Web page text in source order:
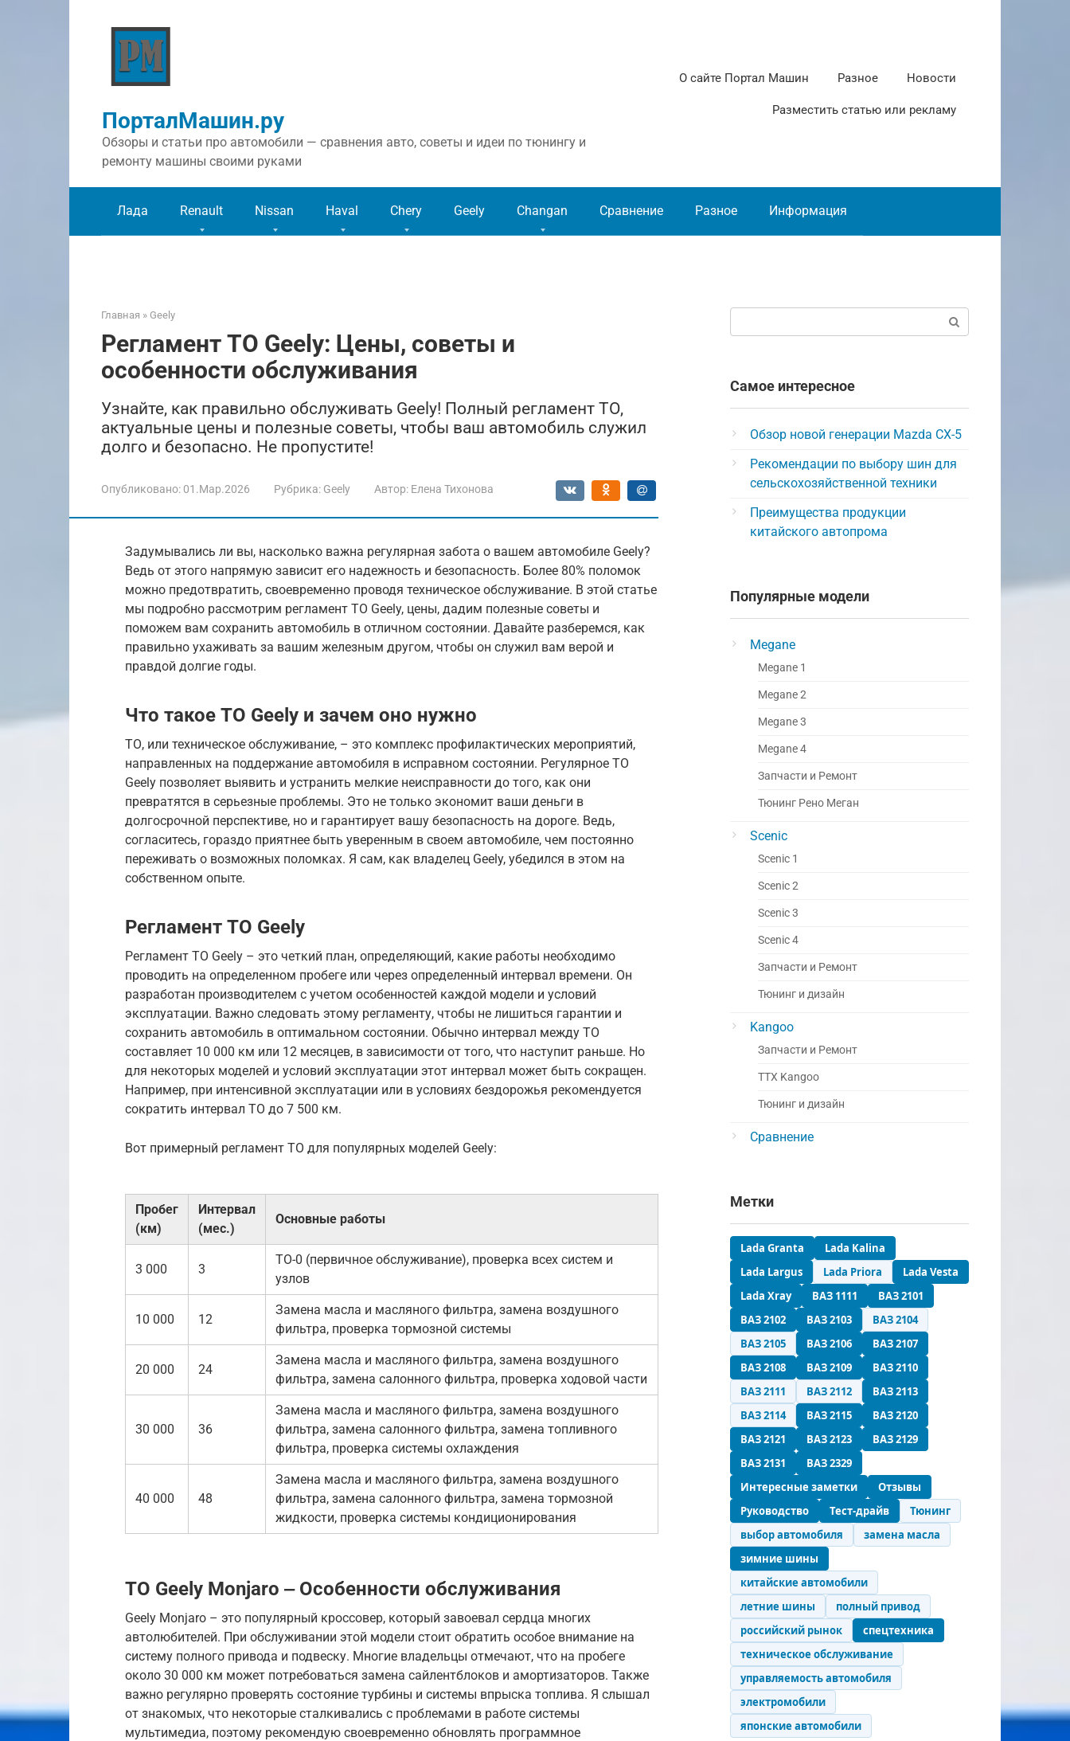
ПорталМашин.ру
Обзоры и статьи про автомобили — сравнения авто, советы и идеи по тюнингу и
ремонту машины своими руками
О сайте Портал Машин Разное Новости
Разместить статью или рекламу
Лада Renault Nissan Haval Chery Geely Changan Сравнение Разное Информация
Главная » Geely
Регламент ТО Geely: Цены, советы и
особенности обслуживания
Узнайте, как правильно обслуживать Geely! Полный регламент ТО,
актуальные цены и полезные советы, чтобы ваш автомобиль служил
долго и безопасно. Не пропустите!
Опубликовано: 01.Мар.2026 Рубрика: Geely Автор: Елена Тихонова
Задумывались ли вы, насколько важна регулярная забота о вашем автомобиле Geely?
Ведь от этого напрямую зависит его надежность и безопасность. Более 80% поломок
можно предотвратить, своевременно проводя техническое обслуживание. В этой статье
мы подробно рассмотрим регламент ТО Geely, цены, дадим полезные советы и
поможем вам сохранить автомобиль в отличном состоянии. Давайте разберемся, как
правильно ухаживать за вашим железным другом, чтобы он служил вам верой и
правдой долгие годы.
Что такое ТО Geely и зачем оно нужно
ТО, или техническое обслуживание, – это комплекс профилактических мероприятий,
направленных на поддержание автомобиля в исправном состоянии. Регулярное ТО
Geely позволяет выявить и устранить мелкие неисправности до того, как они
превратятся в серьезные проблемы. Это не только экономит ваши деньги в
долгосрочной перспективе, но и гарантирует вашу безопасность на дороге. Ведь,
согласитесь, гораздо приятнее быть уверенным в своем автомобиле, чем постоянно
переживать о возможных поломках. Я сам, как владелец Geely, убедился в этом на
собственном опыте.
Регламент ТО Geely
Регламент ТО Geely – это четкий план, определяющий, какие работы необходимо
проводить на определенном пробеге или через определенный интервал времени. Он
разработан производителем с учетом особенностей каждой модели и условий
эксплуатации. Важно следовать этому регламенту, чтобы не лишиться гарантии и
сохранить автомобиль в оптимальном состоянии. Обычно интервал между ТО
составляет 10 000 км или 12 месяцев, в зависимости от того, что наступит раньше. Но
для некоторых моделей и условий эксплуатации этот интервал может быть сокращен.
Например, при интенсивной эксплуатации или в условиях бездорожья рекомендуется
сократить интервал ТО до 7 500 км.
Вот примерный регламент ТО для популярных моделей Geely:
Пробег
(км)
Интервал
(мес.)
Основные работы
3 000 3
ТО-0 (первичное обслуживание), проверка всех систем и
узлов
10 000 12
Замена масла и масляного фильтра, замена воздушного
фильтра, проверка тормозной системы
20 000 24
Замена масла и масляного фильтра, замена воздушного
фильтра, замена салонного фильтра, проверка ходовой части
30 000 36
Замена масла и масляного фильтра, замена воздушного
фильтра, замена салонного фильтра, замена топливного
фильтра, проверка системы охлаждения
40 000 48
Замена масла и масляного фильтра, замена воздушного
фильтра, замена салонного фильтра, замена тормозной
жидкости, проверка системы кондиционирования
ТО Geely Monjaro ‒ Особенности обслуживания
Geely Monjaro – это популярный кроссовер, который завоевал сердца многих
автолюбителей. При обслуживании этой модели стоит обратить особое внимание на
систему полного привода и подвеску. Многие владельцы отмечают, что на пробеге
около 30 000 км может потребоваться замена сайлентблоков и амортизаторов. Также
важно регулярно проверять состояние турбины и системы впрыска топлива. Я слышал
от знакомых, что некоторые сталкивались с проблемами в работе системы
мультимедиа, поэтому рекомендую своевременно обновлять программное
Самое интересное
Обзор новой генерации Mazda CX-5
Рекомендации по выбору шин для
сельскохозяйственной техники
Преимущества продукции
китайского автопрома
Популярные модели
Megane
Megane 1
Megane 2
Megane 3
Megane 4
Запчасти и Ремонт
Тюнинг Рено Меган
Scenic
Scenic 1
Scenic 2
Scenic 3
Scenic 4
Запчасти и Ремонт
Тюнинг и дизайн
Kangoo
Запчасти и Ремонт
ТТХ Kangoo
Тюнинг и дизайн
Сравнение
Метки
Lada Granta
Lada Kalina
Lada Largus
Lada Priora
Lada Vesta
Lada Xray
ВАЗ 1111
ВАЗ 2101
ВАЗ 2102
ВАЗ 2103
ВАЗ 2104
ВАЗ 2105
ВАЗ 2106
ВАЗ 2107
ВАЗ 2108
ВАЗ 2109
ВАЗ 2110
ВАЗ 2111
ВАЗ 2112
ВАЗ 2113
ВАЗ 2114
ВАЗ 2115
ВАЗ 2120
ВАЗ 2121
ВАЗ 2123
ВАЗ 2129
ВАЗ 2131
ВАЗ 2329
Интересные заметки
Отзывы
Руководство
Тест-драйв
Тюнинг
выбор автомобиля
замена масла
зимние шины
китайские автомобили
летние шины
полный привод
российский рынок
спецтехника
техническое обслуживание
управляемость автомобиля
электромобили
японские автомобили